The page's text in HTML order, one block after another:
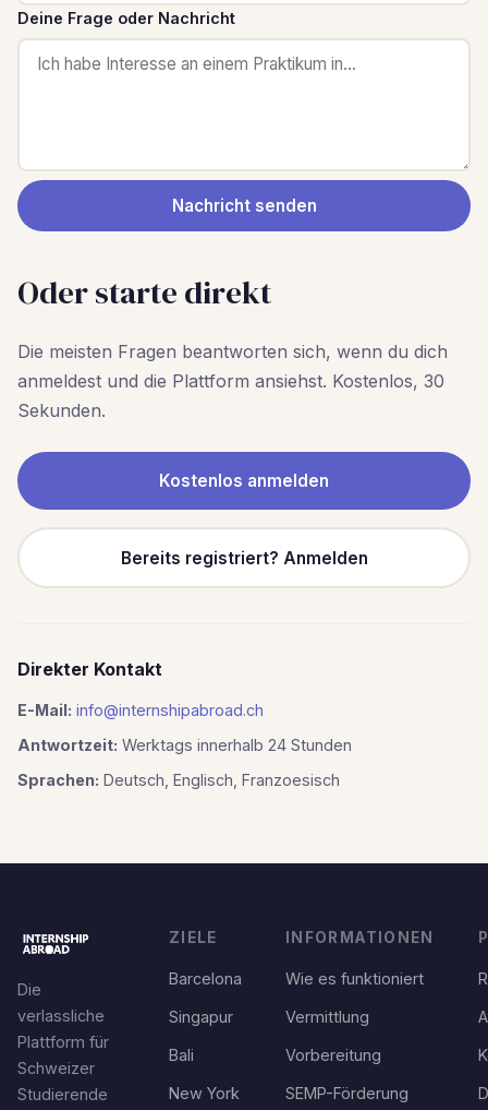
Deine Frage oder Nachricht
Nachricht senden
Oder starte direkt
Die meisten Fragen beantworten sich, wenn du dich
anmeldest und die Plattform ansiehst. Kostenlos, 30
Sekunden.
Kostenlos anmelden
Bereits registriert? Anmelden
Direkter Kontakt
E-Mail: info@internshipabroad.ch
Antwortzeit: Werktags innerhalb 24 Stunden
Sprachen: Deutsch, Englisch, Franzoesisch
Die
verlassliche
Plattform für
Schweizer
Studierende
ZIELE
Barcelona
Singapur
Bali
New York
INFORMATIONEN
Wie es funktioniert
Vermittlung
Vorbereitung
SEMP-Förderung